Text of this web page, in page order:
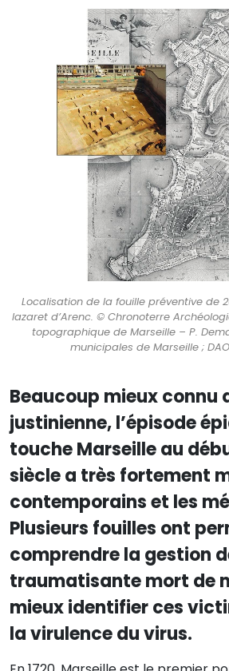
Localisation de la fouille préventive de
lazaret d’Arenc. © Chronoterre
topographique de Marseille – P.
municipales de Marseille ;
Beaucoup mieux connu
justinienne, l’épisode
touche Marseille au
siècle a très fortement
contemporains et les
Plusieurs fouilles ont
comprendre la gestion
traumatisante mort de
mieux identifier ces
la virulence du virus.